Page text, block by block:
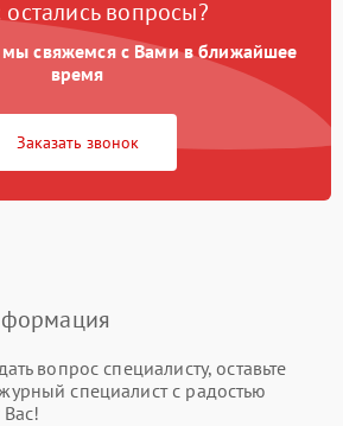
остались вопросы?
мы свяжемся с Вами в ближайшее
время
Заказать звонок
вопрос специалисту, оставьте
специалист с радостью
Вас!